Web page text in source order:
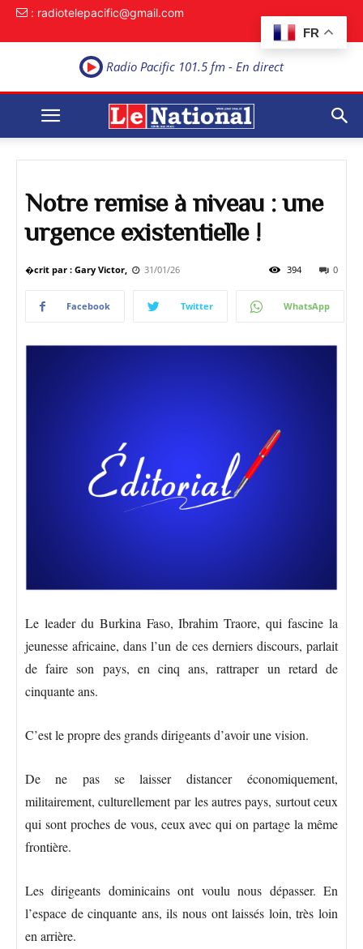
FR
: radiotelepacific@gmail.com
Radio Pacific 101.5 fm - En direct
Notre remise à niveau : une
urgence existentielle !
�crit par : Gary Victor, 31/01/26 0
394
Facebook Twitter WhatsApp
Le leader du Burkina Faso, Ibrahim Traore, qui fascine la
jeunesse africaine, dans l’un de ces derniers discours, parlait
de faire son pays, en cinq ans, rattraper un retard de
cinquante ans.
C’est le propre des grands dirigeants d’avoir une vision.
De ne pas se laisser distancer économiquement,
militairement, culturellement par les autres pays, surtout ceux
qui sont proches de vous, ceux avec qui on partage la même
frontière.
Les dirigeants dominicains ont voulu nous dépasser. En
l’espace de cinquante ans, ils nous ont laissés loin, très loin
en arrière.